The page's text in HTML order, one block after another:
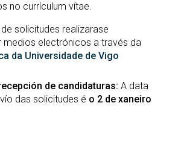
no currículum vítae.
solicitudes realizarase
medios electrónicos a través da
da Universidade de Vigo
de candidaturas: A data
das solicitudes é o 2 de xaneiro